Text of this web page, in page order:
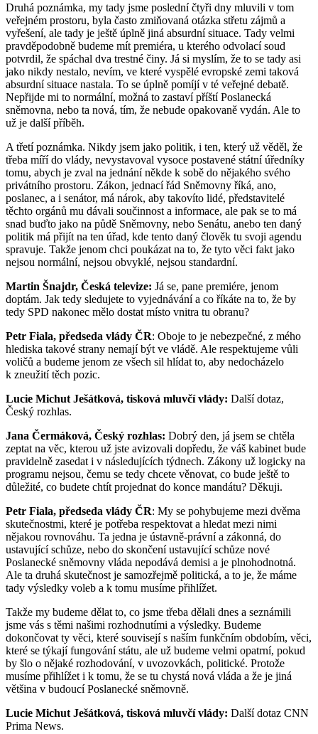
Druhá poznámka, my tady jsme poslední čtyři dny mluvili v tom
veřejném prostoru, byla často zmiňovaná otázka střetu zájmů a
vyřešení, ale tady je ještě úplně jiná absurdní situace. Tady velmi
pravděpodobně budeme mít premiéra, u kterého odvolací soud
potvrdil, že spáchal dva trestné činy. Já si myslím, že to se tady asi
jako nikdy nestalo, nevím, ve které vyspělé evropské zemi taková
absurdní situace nastala. To se úplně pomíjí v té veřejné debatě.
Nepřijde mi to normální, možná to zastaví příští Poslanecká
sněmovna, nebo ta nová, tím, že nebude opakovaně vydán. Ale to
už je další příběh.
A třetí poznámka. Nikdy jsem jako politik, i ten, který už věděl, že
třeba míří do vlády, nevystavoval vysoce postavené státní úředníky
tomu, abych je zval na jednání někde k sobě do nějakého svého
privátního prostoru. Zákon, jednací řád Sněmovny říká, ano,
poslanec, a i senátor, má nárok, aby takovíto lidé, představitelé
těchto orgánů mu dávali součinnost a informace, ale pak se to má
snad buďto jako na půdě Sněmovny, nebo Senátu, anebo ten daný
politik má přijít na ten úřad, kde tento daný člověk tu svoji agendu
spravuje. Takže jenom chci poukázat na to, že tyto věci fakt jako
nejsou normální, nejsou obvyklé, nejsou standardní.
Martin Šnajdr, Česká televize: Já se, pane premiére, jenom
doptám. Jak tedy sledujete to vyjednávání a co říkáte na to, že by
tedy SPD nakonec mělo dostat místo vnitra tu obranu?
Petr Fiala, předseda vlády ČR: Oboje to je nebezpečné, z mého
hlediska takové strany nemají být ve vládě. Ale respektujeme vůli
voličů a budeme jenom ze všech sil hlídat to, aby nedocházelo
k zneužití těch pozic.
Lucie Michut Ješátková, tisková mluvčí vlády: Další dotaz,
Český rozhlas.
Jana Čermáková, Český rozhlas: Dobrý den, já jsem se chtěla
zeptat na věc, kterou už jste avizovali dopředu, že váš kabinet bude
pravidelně zasedat i v následujících týdnech. Zákony už logicky na
programu nejsou, čemu se tedy chcete věnovat, co bude ještě to
důležité, co budete chtít projednat do konce mandátu? Děkuji.
Petr Fiala, předseda vlády ČR: My se pohybujeme mezi dvěma
skutečnostmi, které je potřeba respektovat a hledat mezi nimi
nějakou rovnováhu. Ta jedna je ústavně-právní a zákonná, do
ustavující schůze, nebo do skončení ustavující schůze nové
Poslanecké sněmovny vláda nepodává demisi a je plnohodnotná.
Ale ta druhá skutečnost je samozřejmě politická, a to je, že máme
tady výsledky voleb a k tomu musíme přihlížet.
Takže my budeme dělat to, co jsme třeba dělali dnes a seznámili
jsme vás s těmi našimi rozhodnutími a výsledky. Budeme
dokončovat ty věci, které souvisejí s naším funkčním obdobím, věci,
které se týkají fungování státu, ale už budeme velmi opatrní, pokud
by šlo o nějaké rozhodování, v uvozovkách, politické. Protože
musíme přihlížet i k tomu, že se tu chystá nová vláda a že je jiná
většina v budoucí Poslanecké sněmovně.
Lucie Michut Ješátková, tisková mluvčí vlády: Další dotaz CNN
Prima News.